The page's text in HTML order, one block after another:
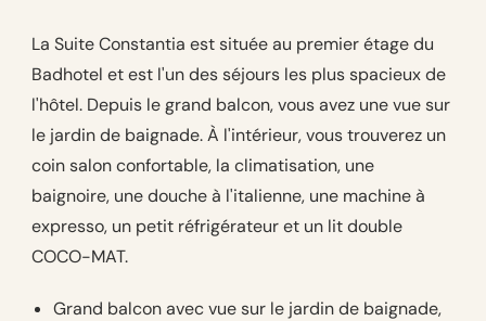
La Suite Constantia est située au premier étage du
Badhotel et est l'un des séjours les plus spacieux de
l'hôtel. Depuis le grand balcon, vous avez une vue sur
le jardin de baignade. À l'intérieur, vous trouverez un
coin salon confortable, la climatisation, une
baignoire, une douche à l'italienne, une machine à
expresso, un petit réfrigérateur et un lit double
COCO-MAT.
Grand balcon avec vue sur le jardin de baignade,